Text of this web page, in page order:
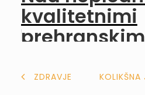
kvalitetnimi
NAVIGACIJA
ZDRAVJE KOLIKŠNA